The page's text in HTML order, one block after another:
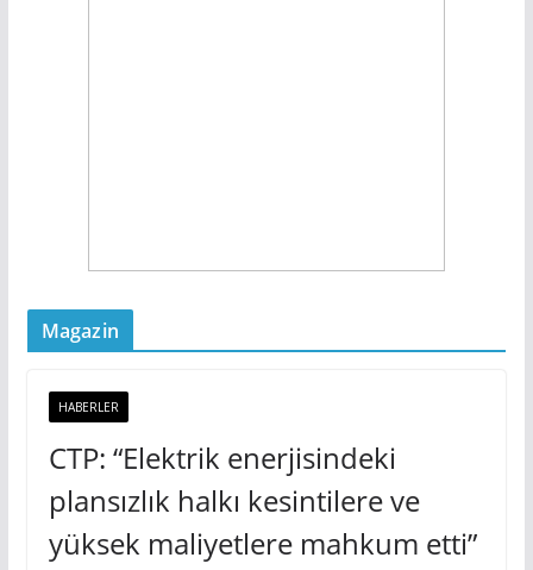
Magazin
HABERLER
CTP: “Elektrik enerjisindeki
plansızlık halkı kesintilere ve
yüksek maliyetlere mahkum etti”